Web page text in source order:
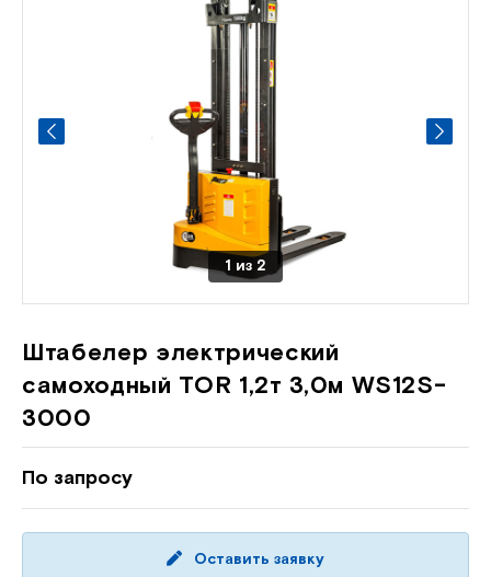
1 из 2
Штабелер электрический
самоходный TOR 1,2т 3,0м WS12S-
3000
По запросу
Оставить заявку